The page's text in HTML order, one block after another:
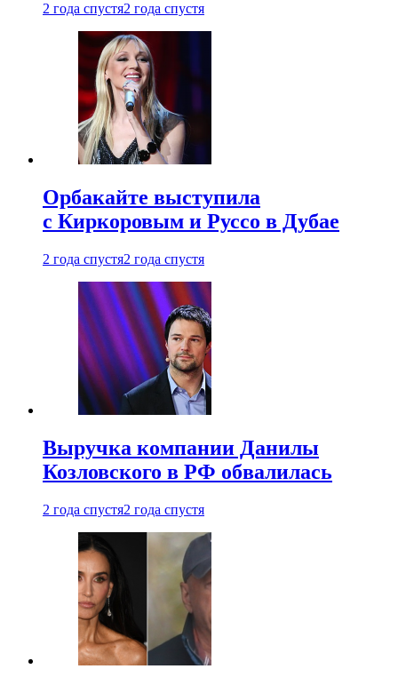
2 года спустя2 года спустя
Орбакайте выступила
с Киркоровым и Руссо в Дубае
2 года спустя2 года спустя
Выручка компании Данилы
Козловского в РФ обвалилась
2 года спустя2 года спустя